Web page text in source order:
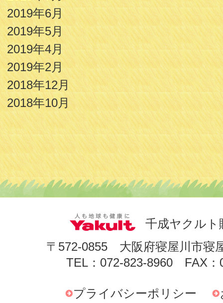
2019年6月
2019年5月
2019年4月
2019年2月
2018年12月
2018年10月
千成ヤクルト
〒572-0855 大阪府寝屋川市寝
TEL：072-823-8960 FAX：
プライバシーポリシー